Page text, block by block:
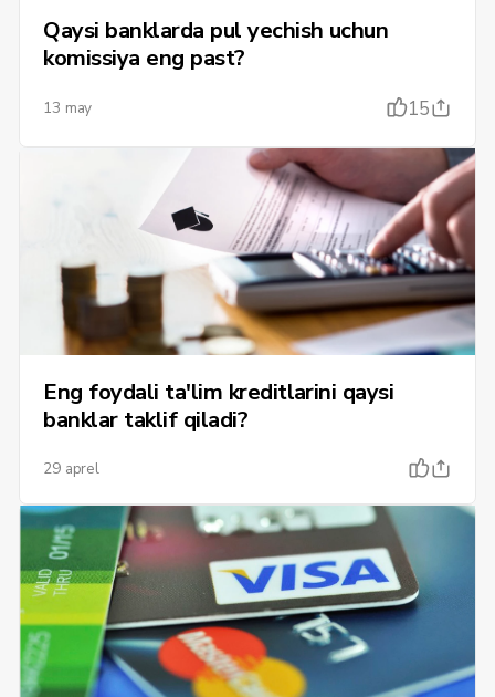
Qaysi banklarda pul yechish uchun
komissiya eng past?
13 may 15
Eng foydali ta'lim kreditlarini qaysi
banklar taklif qiladi?
29 aprel